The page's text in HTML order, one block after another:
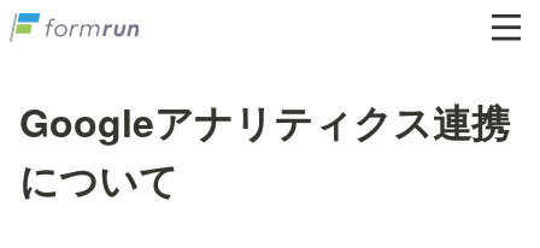
Googleアナリティクス連携
について